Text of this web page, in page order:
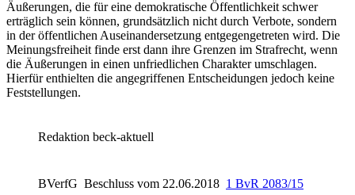
Äußerungen, die für eine demokratische Öffentlichkeit schwer
erträglich sein können, grundsätzlich nicht durch Verbote, sondern
in der öffentlichen Auseinandersetzung entgegengetreten wird. Die
Meinungsfreiheit finde erst dann ihre Grenzen im Strafrecht, wenn
die Äußerungen in einen unfriedlichen Charakter umschlagen.
Hierfür enthielten die angegriffenen Entscheidungen jedoch keine
Feststellungen.
Redaktion beck-aktuell
BVerfG Beschluss vom 22.06.2018 1 BvR 2083/15